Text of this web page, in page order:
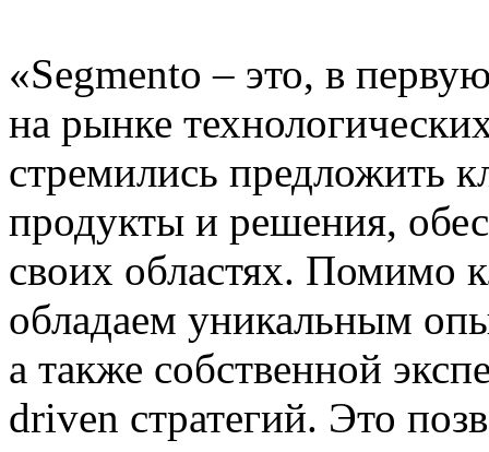
«Segmento – это, в
на рынке
стремились предложить
продукты и решения,
своих областях. Помимо
обладаем уникальным
а также собственной
driven стратегий. Это